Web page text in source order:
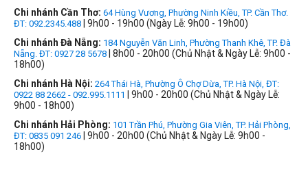
Chi nhánh Cần Thơ: 64 Hùng Vương, Phường Ninh Kiều, TP. Cần Thơ.
ĐT: 092.2345.488 | 9h00 - 19h00 (Ngày Lễ: 9h00 - 19h00)
Chi nhánh Đà Nẵng: 184 Nguyễn Văn Linh, Phường Thanh Khê, TP. Đà
Nẵng. ĐT: 0927 28 5678 | 8h00 - 20h00 (Chủ Nhật & Ngày Lễ: 9h00 -
18h00)
Chi nhánh Hà Nội: 264 Thái Hà, Phường Ô Chợ Dừa, TP. Hà Nội, ĐT:
0922 88 2662 - 092.995.1111
| 9h00 - 20h00 (Chủ Nhật & Ngày Lễ:
9h00 - 18h00)
Chi nhánh Hải Phòng: 101 Trần Phú, Phường Gia Viên, TP. Hải Phòng,
ĐT: 0835 091 246 | 9h00 - 20h00 (Chủ Nhật & Ngày Lễ: 9h00 -
18h00)